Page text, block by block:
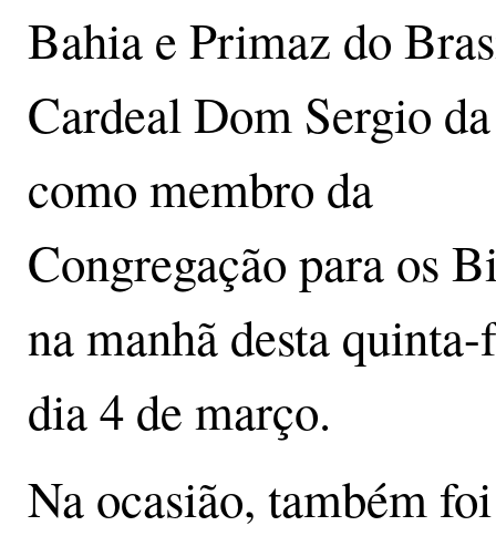
Bahia e Primaz do
Cardeal Dom Sergio
como membro da
Congregação para os
na manhã desta
dia 4 de março.
Na ocasião, também foi